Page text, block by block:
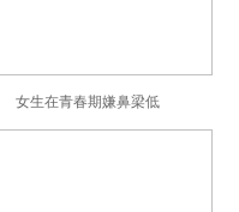
女生在青春期嫌鼻梁低